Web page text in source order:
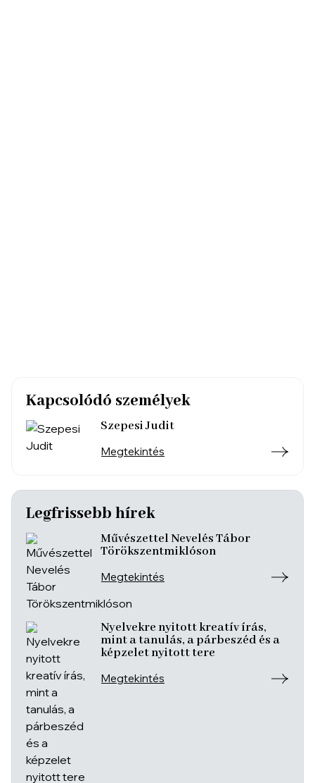
Kapcsolódó személyek
Szepesi Judit
Megtekintés
Legfrissebb hírek
Művészettel Nevelés Tábor
Törökszentmiklóson
Megtekintés
Nyelvekre nyitott kreatív írás,
mint a tanulás, a párbeszéd és a
képzelet nyitott tere
Megtekintés